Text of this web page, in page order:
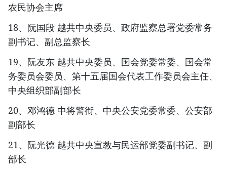
农民协会主席
18、阮国段 越共中央委员、政府监察总署党委常务
副书记、副总监察长
19、阮友东 越共中央委员、国会党委常委、国会常
务委员会委员、第十五届国会代表工作委员会主任、
中央组织部副部长
20、邓鸿德 中将警衔、中央公安党委常委、公安部
副部长
21、阮光德 越共中央宣教与民运部党委副书记、副
部长